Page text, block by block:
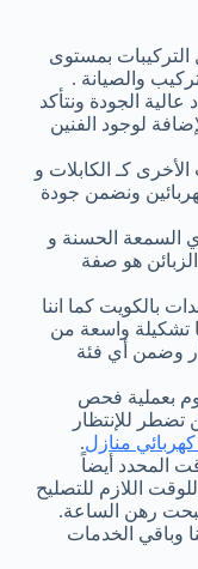
بمستوى
والصيانة .
عالية الجودة ونتأكد
لوجود الفنين
كـ الكابلات و
ونضمن جودة
السمعة الحسنة و
هو صفة
بالكويت كما اننا
تشكيلة واسعة من
وضمن أي فئة
بعملية فحص
للإنتظار
منازل.
المحدد أيضاً
اللازم للتصليح
رهن الساعة.
وباقي الخدمات